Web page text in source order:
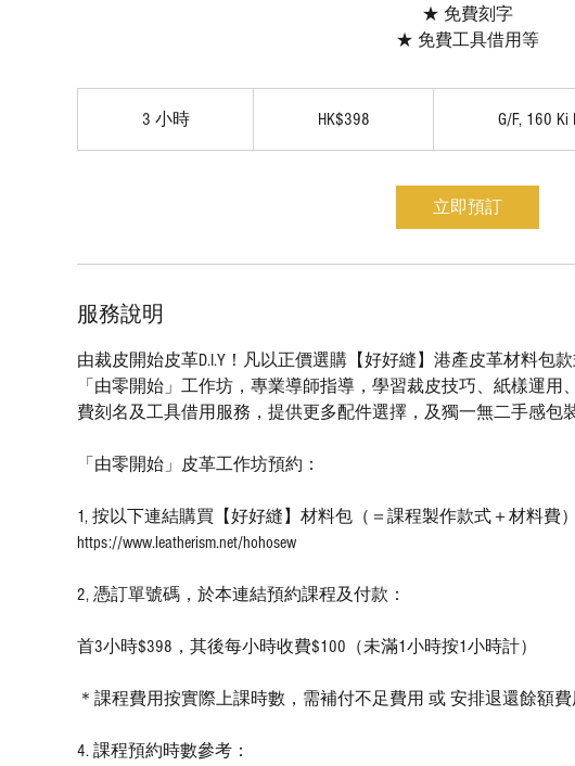
★ 免費刻字
★ 免費工具借用等
3 小時
小
HK$398 G/F, 160 Ki
立即預訂
服務說明
由裁皮開始皮革D.I.Y！凡以正價選購【好好縫】港產皮革材料包
「由零開始」工作坊，專業導師指導，學習裁皮技巧、紙樣運
費刻名及工具借用服務，提供更多配件選擇，及獨一無二手感包
「由零開始」皮革工作坊預約：
1, 按以下連結購買【好好縫】材料包（＝課程製作款式＋材料費
https://www.leatherism.net/hohosew
2, 憑訂單號碼，於本連結預約課程及付款：
首3小時$398，其後每小時收費$100（未滿1小時按1小時計）
＊課程費用按實際上課時數，需補付不足費用 或 安排退還餘額費
4. 課程預約時數參考：